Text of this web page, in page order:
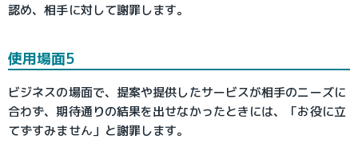
認め、相手に対して謝罪します。
使用場面5
ビジネスの場面で、提案や提供したサービスが相手のニーズに
合わず、期待通りの結果を出せなかったときには、「お役に立
てずすみません」と謝罪します。